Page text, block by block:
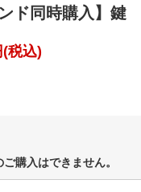
ド同時購入】鍵
税込)
購入はできません。